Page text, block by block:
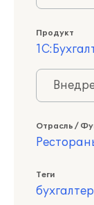
Продукт
Отрасль /
Теги